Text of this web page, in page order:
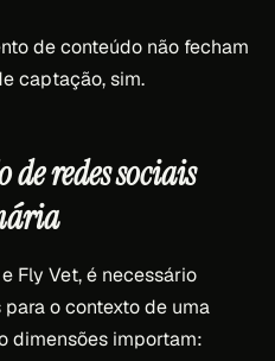
de conteúdo não fecham
captação, sim.
redes sociais
Fly Vet, é necessário
o contexto de uma
dimensões importam: